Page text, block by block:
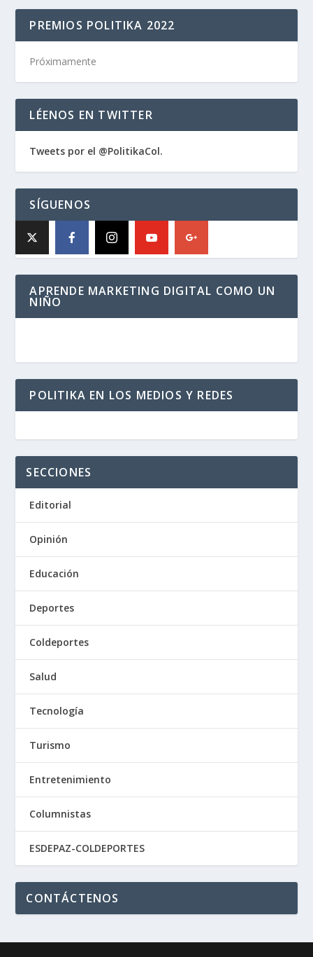
PREMIOS POLITIKA 2022
Próximamente
LÉENOS EN TWITTER
Tweets por el @PolitikaCol.
SÍGUENOS
APRENDE MARKETING DIGITAL COMO UN
NIÑO
POLITIKA EN LOS MEDIOS Y REDES
SECCIONES
Editorial
Opinión
Educación
Deportes
Coldeportes
Salud
Tecnología
Turismo
Entretenimiento
Columnistas
ESDEPAZ-COLDEPORTES
CONTÁCTENOS